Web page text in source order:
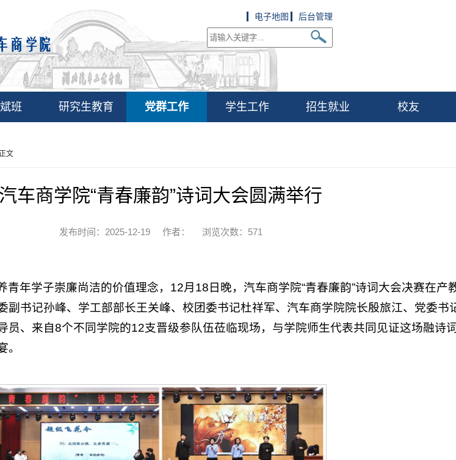
电子地图 后台管理
班 研究生教育 党群工作 学生工作 招生就业 校友
文
汽车商学院“青春廉韵”诗词大会圆满举行
发布时间：2025-12-19 作者： 浏览次数： 571
青年学子崇廉尚洁的价值理念，12月18日晚，汽车商学院“青春廉韵”诗词大会决赛在产
副书记孙峰、学工部部长王关峰、校团委书记杜祥军、汽车商学院院长殷旅江、党委书
员、来自8个不同学院的12支晋级参队伍莅临现场，与学院师生代表共同见证这场融诗
。